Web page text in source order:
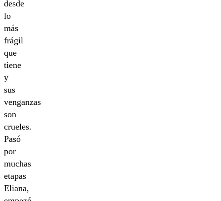
desde
lo
más
frágil
que
tiene
y
sus
venganzas
son
crueles.
Pasó
por
muchas
etapas
Eliana,